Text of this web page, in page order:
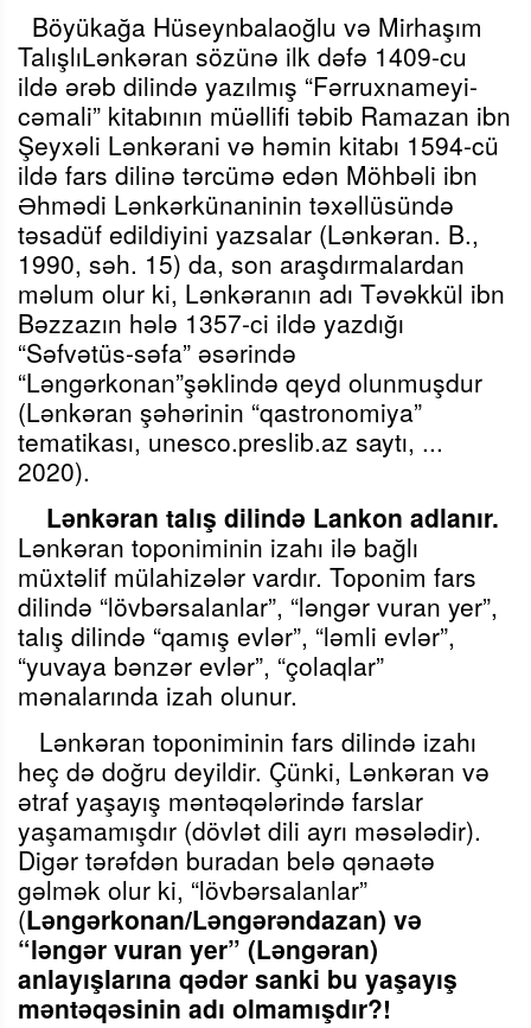
Böyükağa Hüseynbalaoğlu və Mirhaşım
TalışlıLənkəran sözünə ilk dəfə 1409-cu
ildə ərəb dilində yazılmış “Fərruxnameyi-
cəmali” kitabının müəllifi təbib Ramazan ibn
Şeyxəli Lənkərani və həmin kitabı 1594-cü
ildə fars dilinə tərcümə edən Möhbəli ibn
Əhmədi Lənkərkünaninin təxəllüsündə
təsadüf edildiyini yazsalar (Lənkəran. B.,
1990, səh. 15) da, son araşdırmalardan
məlum olur ki, Lənkəranın adı Təvəkkül ibn
Bəzzazın hələ 1357-ci ildə yazdığı
“Səfvətüs-səfa” əsərində
“Ləngərkonan”şəklində qeyd olunmuşdur
(Lənkəran şəhərinin “qastronomiya”
tematikası, unesco.preslib.az saytı, ...
2020).
Lənkəran talış dilində Lankon adlanır.
Lənkəran toponiminin izahı ilə bağlı
müxtəlif mülahizələr vardır. Toponim fars
dilində “lövbərsalanlar”, “ləngər vuran yer”,
talış dilində “qamış evlər”, “ləmli evlər”,
“yuvaya bənzər evlər”, “çolaqlar”
mənalarında izah olunur.
Lənkəran toponiminin fars dilində izahı
heç də doğru deyildir. Çünki, Lənkəran və
ətraf yaşayış məntəqələrində farslar
yaşamamışdır (dövlət dili ayrı məsələdir).
Digər tərəfdən buradan belə qənaətə
gəlmək olur ki, “lövbərsalanlar”
(Ləngərkonan/Ləngərəndazan) və
“ləngər vuran yer” (Ləngəran)
anlayışlarına qədər sanki bu yaşayış
məntəqəsinin adı olmamışdır?!